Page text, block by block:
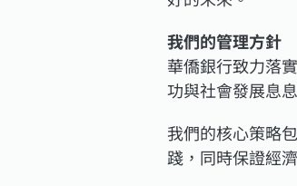
我們的管理方針
華僑銀行致力落
功與社會發展息
我們的核心策略
踐，同時保證經